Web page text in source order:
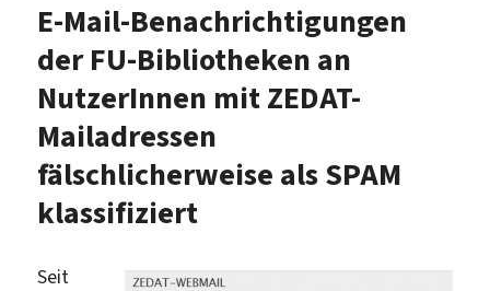
E-Mail-Benachrichtigungen
der FU-Bibliotheken an
NutzerInnen mit ZEDAT-
Mailadressen
fälschlicherweise als SPAM
klassifiziert
Seit